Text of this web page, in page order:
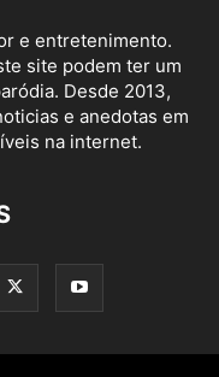
e entretenimento.
site podem ter um
Desde 2013,
e anedotas em
na internet.